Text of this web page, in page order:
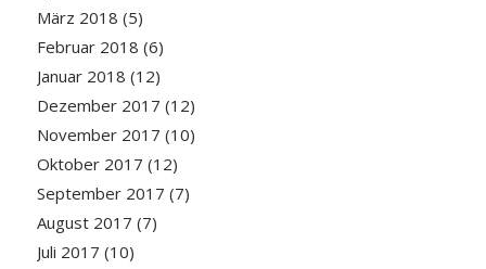
März 2018 (5)
Februar 2018 (6)
Januar 2018 (12)
Dezember 2017 (12)
November 2017 (10)
Oktober 2017 (12)
September 2017 (7)
August 2017 (7)
Juli 2017 (10)